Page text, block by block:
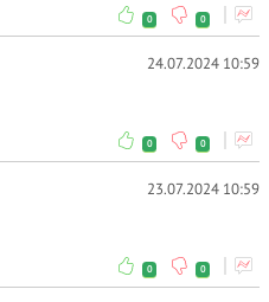
0 0
24.07.2024 10:59
0 0
23.07.2024 10:59
0 0